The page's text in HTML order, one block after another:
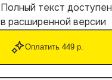
Полный текст доступен
в расширенной версии
Оплатить 449 р.